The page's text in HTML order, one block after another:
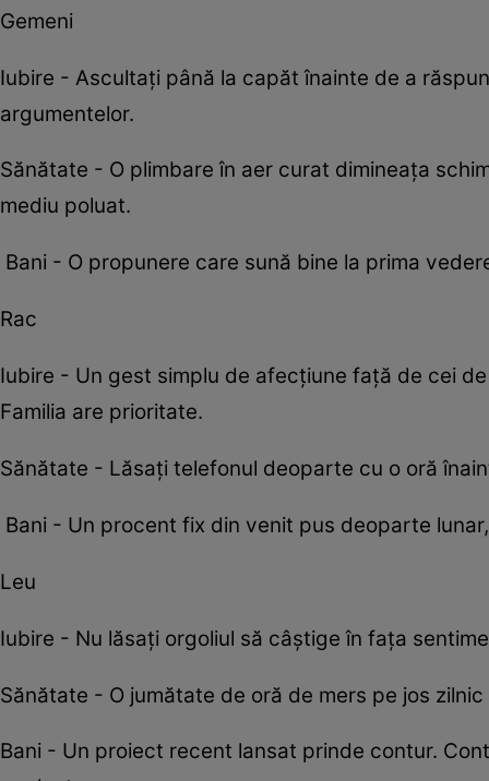
Gemeni
Iubire - Ascultați până la capăt înainte de a
argumentelor.
Sănătate - O plimbare în aer curat dimineața
mediu poluat.
Bani - O propunere care sună bine la prima
Rac
Iubire - Un gest simplu de afecțiune față de cei
Familia are prioritate.
Sănătate - Lăsați telefonul deoparte cu o oră
Bani - Un procent fix din venit pus deoparte
Leu
Iubire - Nu lăsați orgoliul să câștige în fața
Sănătate - O jumătate de oră de mers pe jos
Bani - Un proiect recent lansat prinde contur.